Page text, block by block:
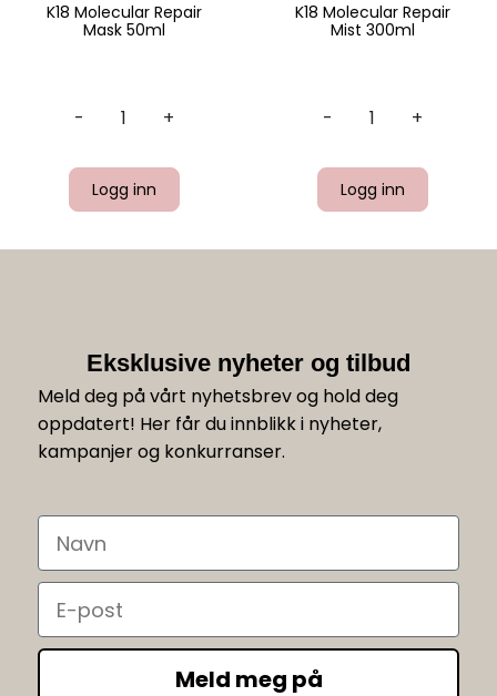
K18 Molecular Repair
Mask 50ml
- +
Logg inn
K18 Molecular Repair
Mist 300ml
- +
Logg inn
Eksklusive nyheter og tilbud
Meld deg på vårt nyhetsbrev og hold deg
oppdatert! Her får du innblikk i nyheter,
kampanjer og konkurranser.
Navn
Email
Meld meg på